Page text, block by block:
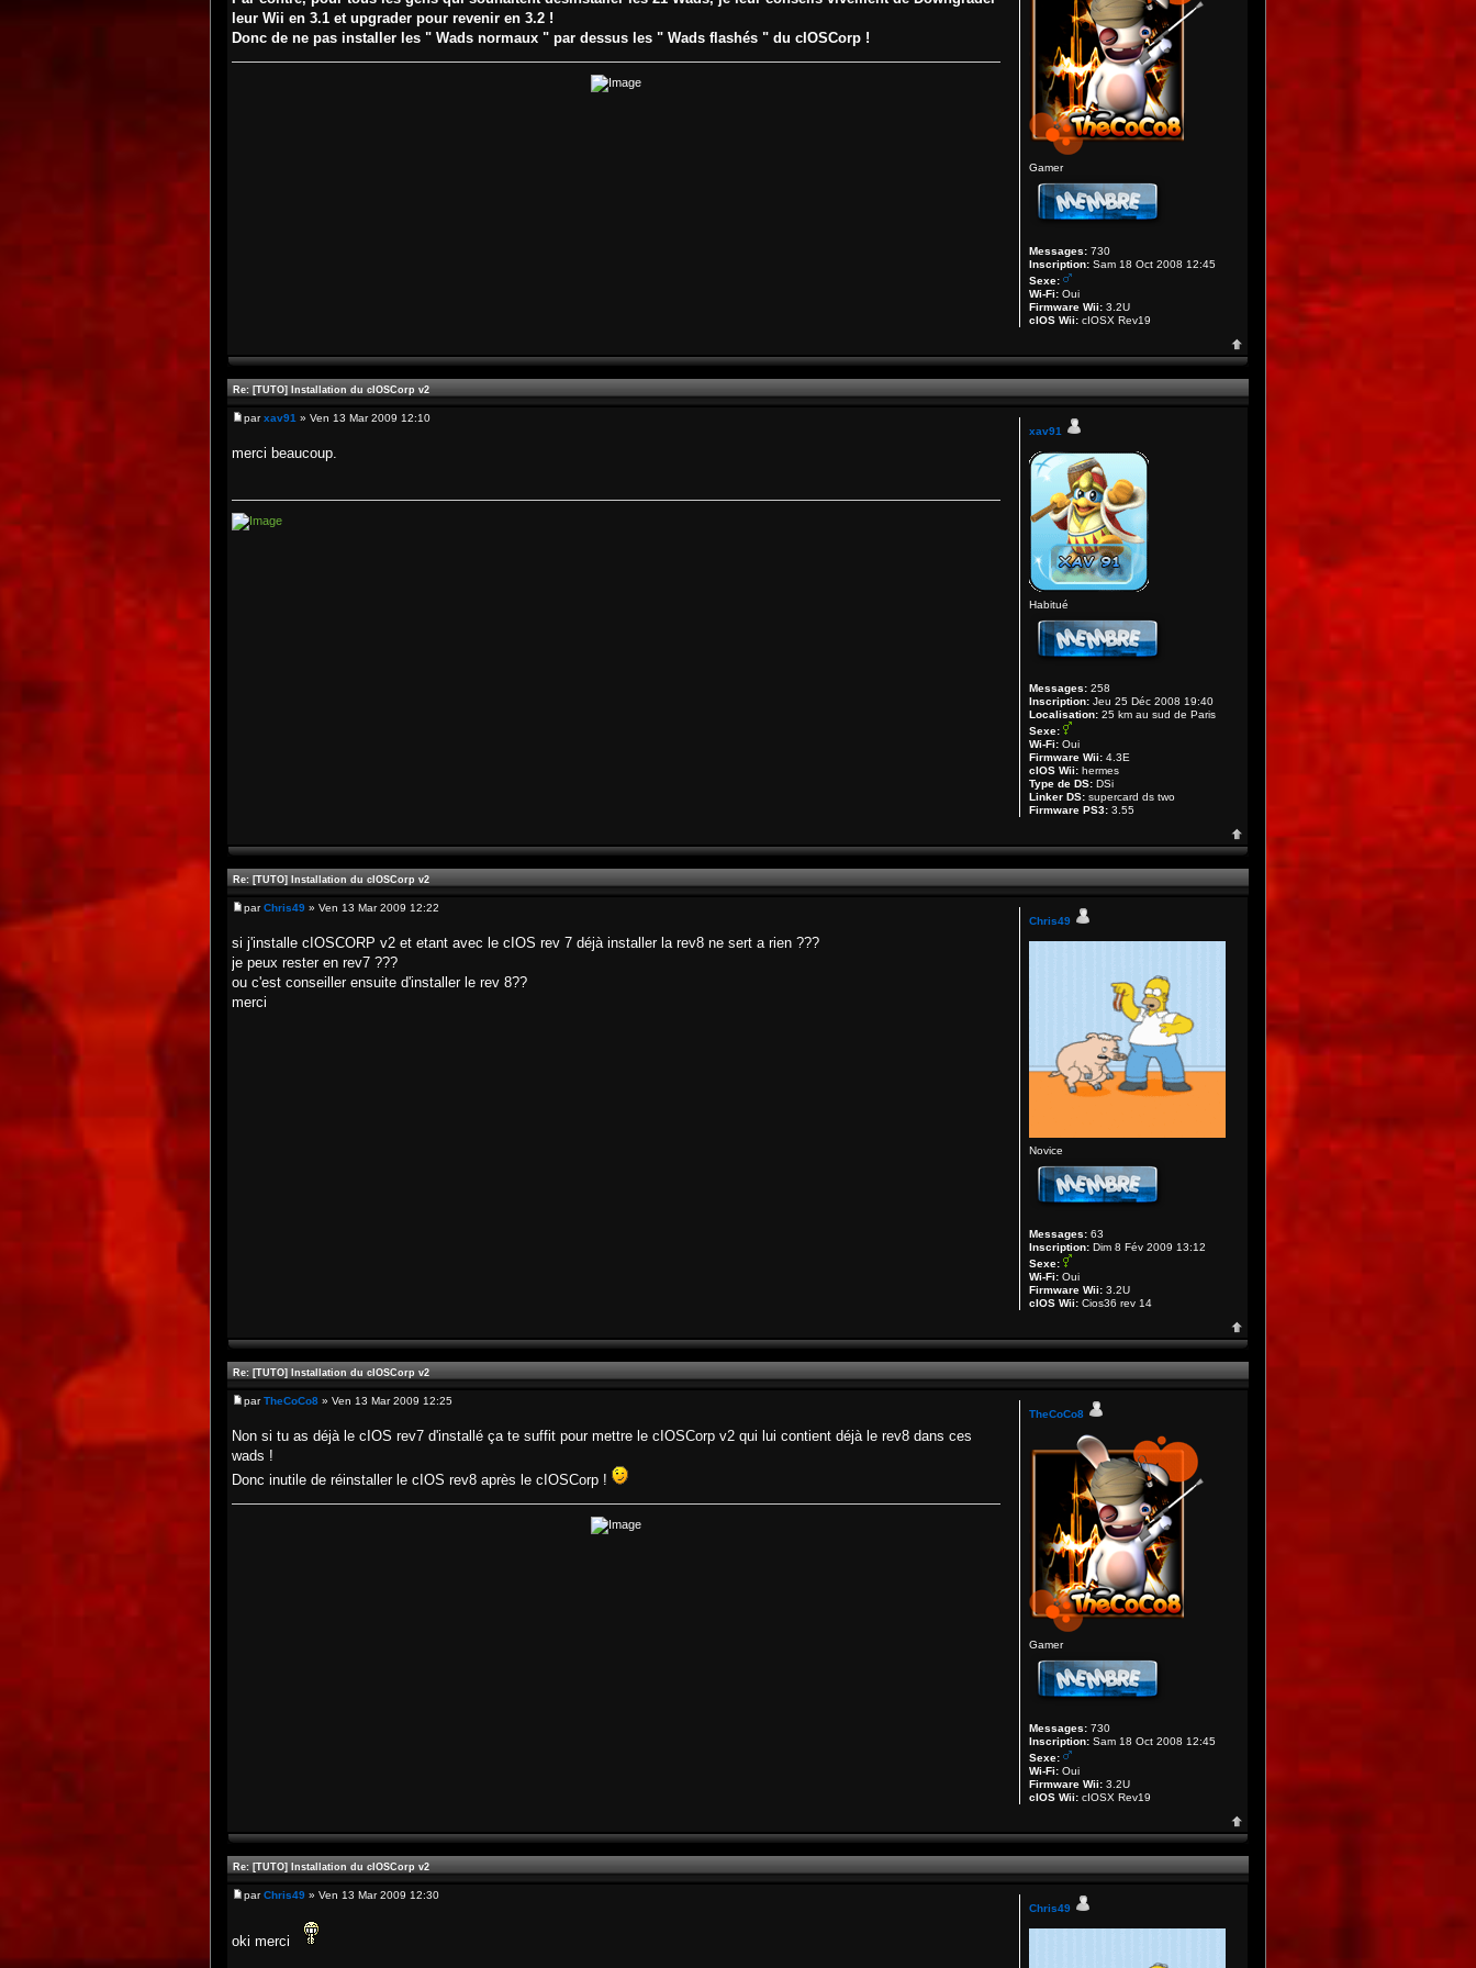
leur Wii en 3.1 et upgrader pour revenir en 3.2 !
Donc de ne pas installer les " Wads normaux " par dessus les " Wads flashés " du cIOSCorp !
Gamer
Messages: 730
Inscription: Sam 18 Oct 2008 12:45
Sexe:
Wi-Fi: Oui
Firmware Wii: 3.2U
cIOS Wii: cIOSX Rev19
Re: [TUTO] Installation du cIOSCorp v2
parxav91 » Ven 13 Mar 2009 12:10
merci beaucoup.
xav91
Habitué
Messages: 258
Inscription: Jeu 25 Déc 2008 19:40
Localisation: 25 km au sud de Paris
Sexe:
Wi-Fi: Oui
Firmware Wii: 4.3E
cIOS Wii: hermes
Type de DS: DSi
Linker DS: supercard ds two
Firmware PS3: 3.55
Re: [TUTO] Installation du cIOSCorp v2
parChris49 » Ven 13 Mar 2009 12:22
si j'installe cIOSCORP v2 et etant avec le cIOS rev 7 déjà installer la rev8 ne sert a rien ???
je peux rester en rev7 ???
ou c'est conseiller ensuite d'installer le rev 8??
merci
Chris49
Novice
Messages: 63
Inscription: Dim 8 Fév 2009 13:12
Sexe:
Wi-Fi: Oui
Firmware Wii: 3.2U
cIOS Wii: Cios36 rev 14
Re: [TUTO] Installation du cIOSCorp v2
parTheCoCo8 » Ven 13 Mar 2009 12:25
Non si tu as déjà le cIOS rev7 d'installé ça te suffit pour mettre le cIOSCorp v2 qui lui contient déjà le rev8 dans ces
wads !
Donc inutile de réinstaller le cIOS rev8 après le cIOSCorp !
TheCoCo8
Gamer
Messages: 730
Inscription: Sam 18 Oct 2008 12:45
Sexe:
Wi-Fi: Oui
Firmware Wii: 3.2U
cIOS Wii: cIOSX Rev19
Re: [TUTO] Installation du cIOSCorp v2
parChris49 » Ven 13 Mar 2009 12:30
oki merci
Chris49